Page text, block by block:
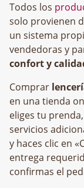
Todos los
solo provienen
un sistema
vendedoras y
confort y
Comprar
en una tienda
eliges tu
servicios
y haces clic en
entrega
confirmas el